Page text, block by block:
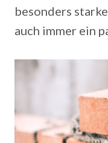
besonders
auch immer ein